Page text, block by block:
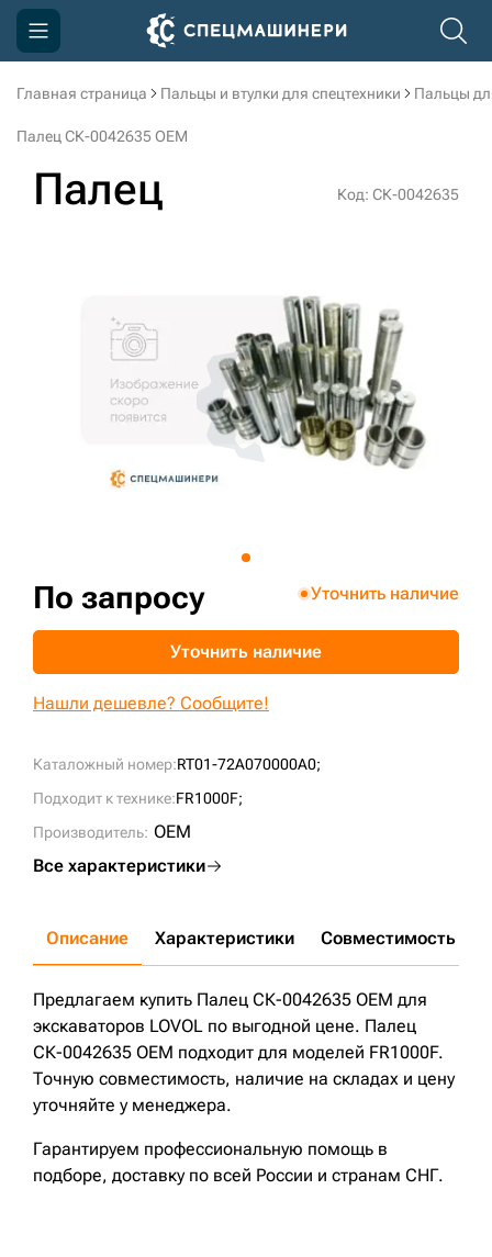
Главная страница Пальцы и втулки для спецтехники Пальцы
Палец СК-0042635 OEM
Палец Код: СК-0042635
Каталожный номер:RT01-72A070000A0;
Подходит к технике:FR1000F;
Производитель: OEM
Все характеристики
По запросу Уточнить наличие
Уточнить наличие
Нашли дешевле? Сообщите!
Описание Характеристики Совместимость
Предлагаем купить Палец СК-0042635 OEM для
экскаваторов LOVOL по выгодной цене. Палец
СК-0042635 OEM подходит для моделей FR1000F.
Точную совместимость, наличие на складах и цену
уточняйте у менеджера.
Гарантируем профессиональную помощь в
подборе, доставку по всей России и странам СНГ.
Компания
Доставка и оплата
3D тур по производству
3D тур по складам
sksale@skdst.ru